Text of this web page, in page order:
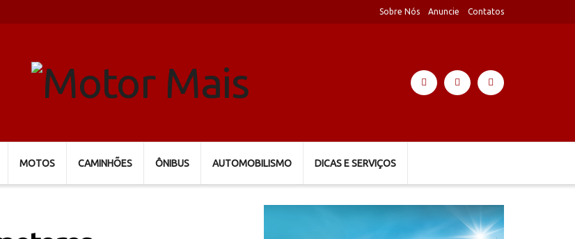
Sobre Nós Anuncie Contatos
MOTOS CAMINHÕES ÔNIBUS AUTOMOBILISMO DICAS E SERVIÇOS